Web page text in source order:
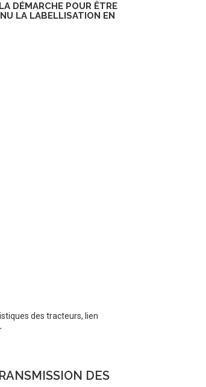
DÉMARCHE POUR ÊTRE
LA LABELLISATION EN
des tracteurs, lien
DES